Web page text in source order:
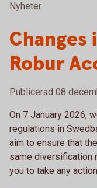
Nyheter
Changes
Robur
Publicerad 08
On 7 January 2026,
regulations in
aim to ensure that
same diversification
you to take any